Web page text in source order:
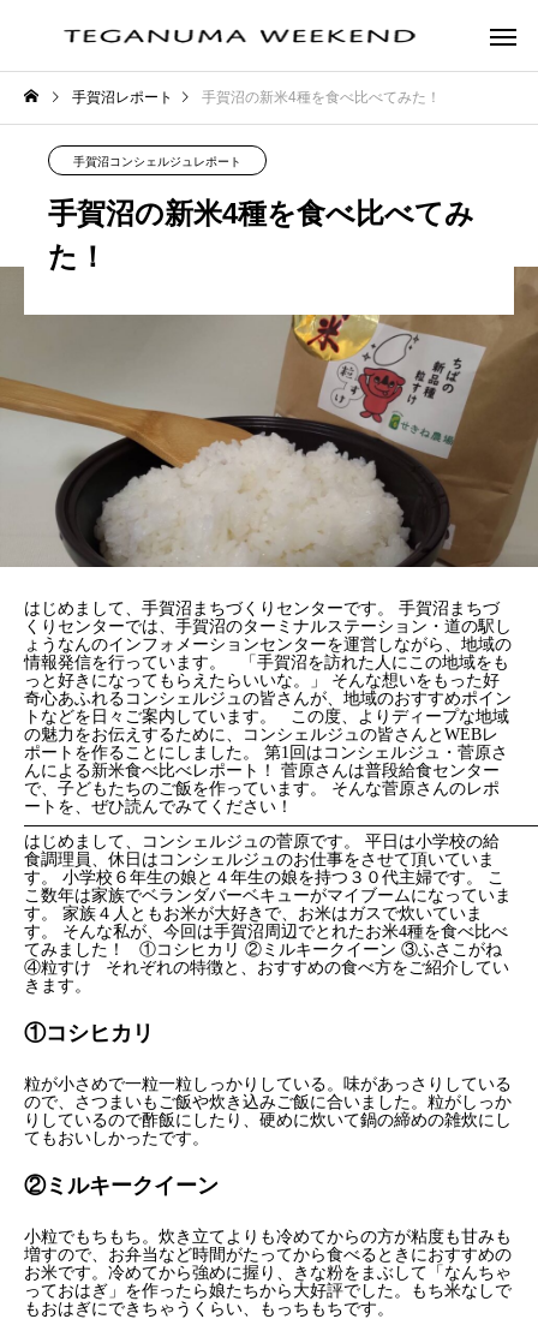
手賀沼レポート 手賀沼の新米4種を食べ比べてみた！
手賀沼コンシェルジュレポート
手賀沼の新米4種を食べ比べてみ
た！
はじめまして、手賀沼まちづくりセンターです。
手賀沼まちづ
くりセンターでは、手賀沼のターミナルステーション・道の駅し
ょうなんのインフォメーションセンターを運営しながら、地域の
情報発信を行っています。
「手賀沼を訪れた人にこの地域をも
っと好きになってもらえたらいいな。」
そんな想いをもった好
奇心あふれるコンシェルジュの皆さんが、地域のおすすめポイン
トなどを日々ご案内しています。
この度、よりディープな地域
の魅力をお伝えするために、コンシェルジュの皆さんとWEBレ
ポートを作ることにしました。
第1回はコンシェルジュ・菅原さ
んによる新米食べ比べレポート！
菅原さんは普段給食センター
で、子どもたちのご飯を作っています。
そんな菅原さんのレポ
ートを、ぜひ読んでみてください！
はじめまして、コンシェルジュの菅原です。
平日は小学校の給
食調理員、休日はコンシェルジュのお仕事をさせて頂いていま
す。
小学校６年生の娘と４年生の娘を持つ３０代主婦です。
こ
こ数年は家族でベランダバーベキューがマイブームになっていま
す。
家族４人ともお米が大好きで、お米はガスで炊いていま
す。
そんな私が、今回は手賀沼周辺でとれたお米4種を食べ比べ
てみました！
①コシヒカリ ②ミルキークイーン ③ふさこがね
④粒すけ
それぞれの特徴と、おすすめの食べ方をご紹介してい
きます。
①コシヒカリ
粒が小さめで一粒一粒しっかりしている。味があっさりしている
ので、さつまいもご飯や炊き込みご飯に合いました。粒がしっか
りしているので酢飯にしたり、硬めに炊いて鍋の締めの雑炊にし
てもおいしかったです。
②ミルキークイーン
小粒でもちもち。炊き立てよりも冷めてからの方が粘度も甘みも
増すので、お弁当など時間がたってから食べるときにおすすめの
お米です。冷めてから強めに握り、きな粉をまぶして「なんちゃ
っておはぎ」を作ったら娘たちから大好評でした。もち米なしで
もおはぎにできちゃうくらい、もっちもちです。